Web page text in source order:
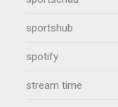
sportshub
spotify
stream time